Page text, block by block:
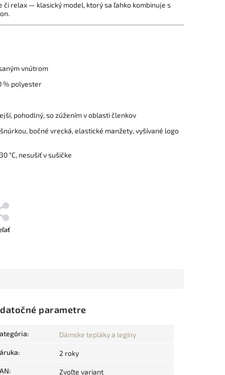
či relax — klasický model, ktorý sa ľahko kombinuje s
vnútrom
% polyester
pohodlný, so zúžením v oblasti členkov
bočné vrecká, elastické manžety, vyšívané logo
°C, nesušiť v sušičke
parametre
: Dámske tepláky a legíny
: 2 roky
: Zvoľte variant